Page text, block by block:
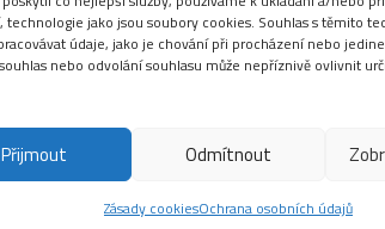
technologie jako jsou soubory cookies. Souhlas s těmito
údaje, jako je chování při procházení nebo
nebo odvolání souhlasu může nepříznivě ovlivnit
Přijmout Odmítnout
Zásady cookiesOchrana osobních údajů
Česká lokalizace
Fotografie Audio